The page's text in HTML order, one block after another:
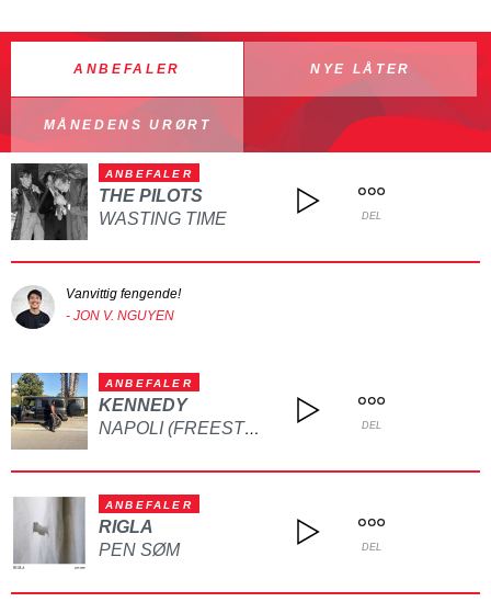
ANBEFALER NYE LÅTER
MÅNEDENS URØRT
ANBEFALER
THE PILOTS
WASTING TIME
DEL
Vanvittig fengende!
- JON V. NGUYEN
ANBEFALER
KENNEDY
NAPOLI (FREESTYLE) DEL
ANBEFALER
RIGLA
PEN SØM
DEL